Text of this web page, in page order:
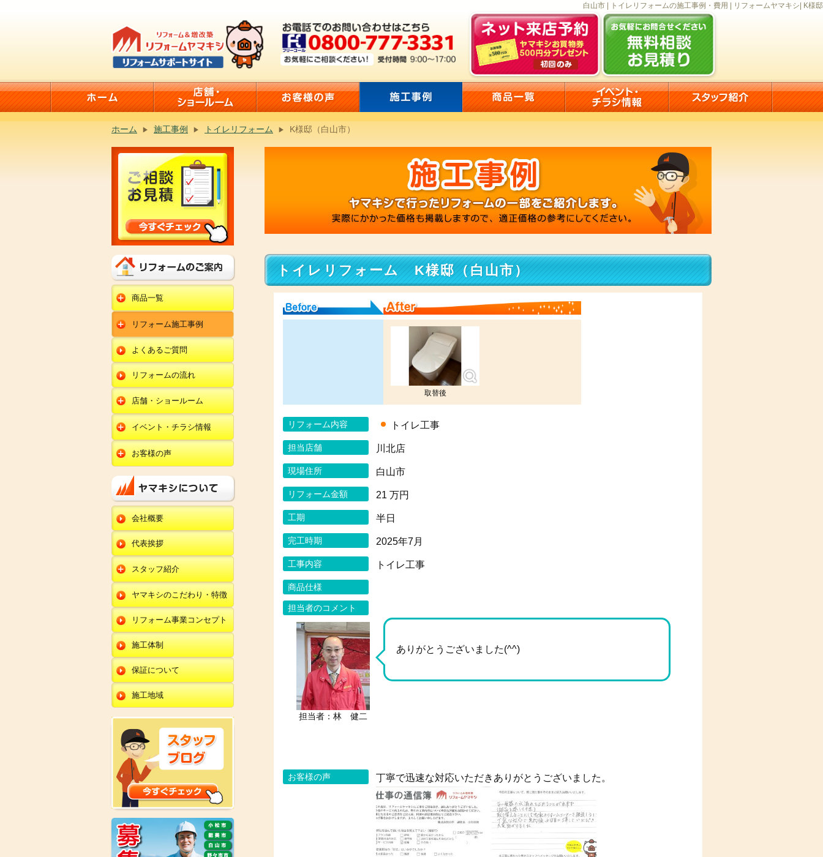
白山市 | トイレリフォームの施工事例・費用 | リフォームヤマキシ| K様邸
ホーム 施工事例 トイレリフォーム K様邸（白山市）
トイレリフォーム K様邸（白山市）
取替後
リフォーム内容 トイレ工事
担当店舗 川北店
現場住所 白山市
リフォーム金額 21 万円
工期 半日
完工時期 2025年7月
工事内容 トイレ工事
商品仕様
担当者のコメント
担当者：林 健二
ありがとうございました(^^)
お客様の声 丁寧で迅速な対応いただきありがとうございました。
商品一覧
水回りリフォーム
キッチンリフォーム
ユニットバスリフォー
ム
トイレリフォーム
洗面化粧台リフォー
ム
オール電化セット
エコキュート
給湯器
エクステリア
外壁塗装
内装リフォーム
リフォーム施工事例
キッチン
ユニットバス
トイレ
洗面化粧台
エクステリア
外壁塗装・外装工事
改装・内装リフォー
ム
修理・小工事
全面リフォーム
よくあるご質問
リフォームの流れ
店舗・ショールーム
田鶴浜店
金沢野々市店
川北店
小松店
新加賀店
金津店
朝日店
羽咋店
金沢田上店
イベント・チラシ情報
田鶴浜店
金沢野々市店
小松店
新加賀店
金津店
朝日店
羽咋店
金沢田上店
お客様の声
キッチン
ユニットバス
トイレ
洗面化粧台
オール電化・給湯器
エクステリア
外壁塗装・外壁工事
改装・内装リフォー
ム
修理・小工事
全面リフォーム
会社概要
代表挨拶
スタッフ紹介
本部
田鶴浜店
金沢野々市店
川北店
小松店
新加賀店
金津店
朝日店
羽咋店
金沢田上店
ヤマキシのこだわり・特徴
リフォーム事業コンセプト
施工体制
保証について
施工地域